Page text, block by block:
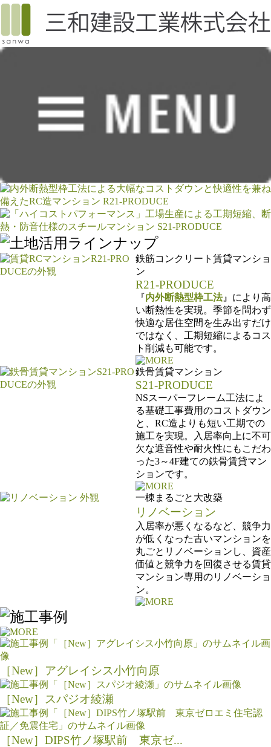
鉄筋コンクリート賃貸マンショ
ン
R21-PRODUCE
『内外断熱型枠工法』により高
い断熱性を実現。季節を問わず
快適な居住空間を生み出すだけ
ではなく、工期短縮によるコス
ト削減も可能です。
鉄骨賃貸マンション
S21-PRODUCE
NSスーパーフレーム工法によ
る基礎工事費用のコストダウン
と、RC造よりも短い工期での
施工を実現。入居率向上に不可
欠な遮音性や耐火性にもこだわ
った3～4F建ての鉄骨賃貸マン
ションです。
一棟まるごと大改築
リノベーション
入居率が悪くなるなど、競争力
が低くなった古いマンションを
丸ごとリノベーションし、資産
価値と競争力を回復させる賃貸
マンション専用のリノベーショ
ン。
［New］アグレイシス小竹向原
［New］スパジオ綾瀬
［New］DIPS竹ノ塚駅前 東京ゼ...